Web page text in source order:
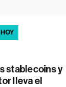
stablecoins y
lleva el